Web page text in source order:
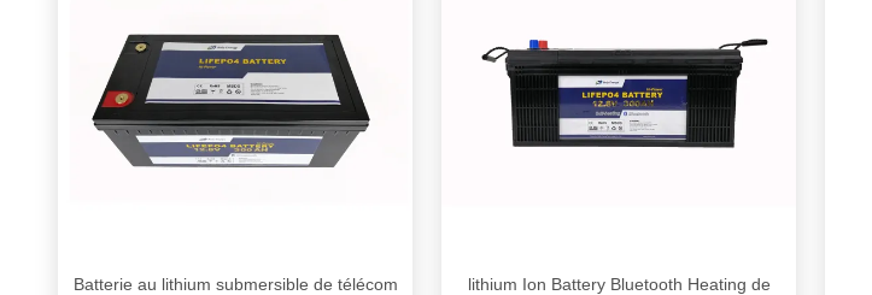
Batterie au lithium submersible de télécom
lithium Ion Battery Bluetooth Heating de